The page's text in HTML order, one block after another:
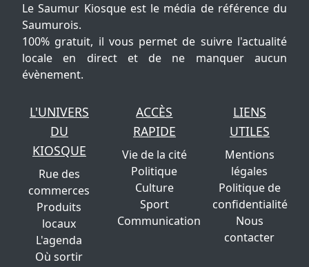
Le Saumur Kiosque est le média de référence du
Saumurois.
100% gratuit, il vous permet de suivre l'actualité
locale en direct et de ne manquer aucun
évènement.
L'UNIVERS
DU
KIOSQUE
Rue des
commerces
Produits
locaux
L'agenda
Où sortir
ACCÈS
RAPIDE
Vie de la cité
Politique
Culture
Sport
Communication
LIENS
UTILES
Mentions
légales
Politique de
confidentialité
Nous
contacter